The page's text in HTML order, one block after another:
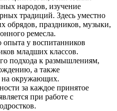
народов, изучение
традиций. Здесь уместно
обрядов, праздников, музыки,
ремесла.
у воспитанников
младших классов.
подхода к размышлениям,
а также
на окружающих.
за каждое принятое
при работе с